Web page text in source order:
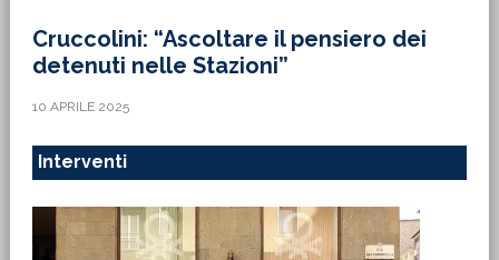
Cruccolini: “Ascoltare il pensiero dei
detenuti nelle Stazioni”
10 APRILE 2025
Interventi